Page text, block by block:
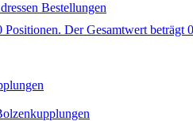
Bestellungen
Positionen. Der Gesamtwert beträgt